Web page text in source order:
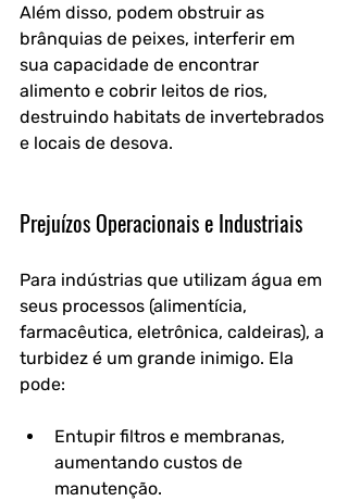
Além disso, podem obstruir as
brânquias de peixes, interferir em
sua capacidade de encontrar
alimento e cobrir leitos de rios,
destruindo habitats de invertebrados
e locais de desova.
Prejuízos Operacionais e Industriais
Para indústrias que utilizam água em
seus processos (alimentícia,
farmacêutica, eletrônica, caldeiras), a
turbidez é um grande inimigo. Ela
pode:
Entupir filtros e membranas,
aumentando custos de
manutenção.